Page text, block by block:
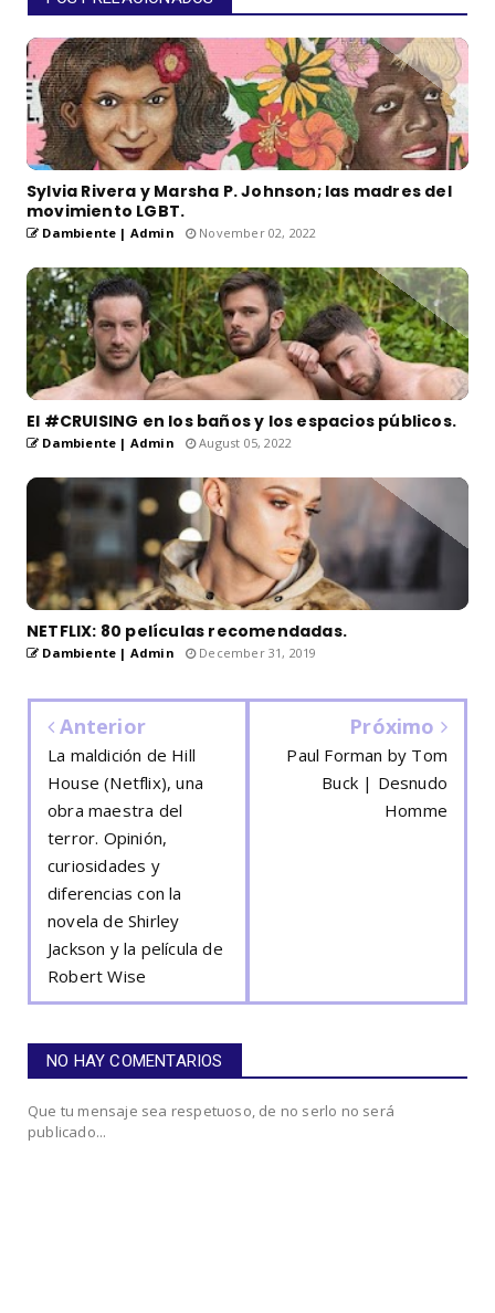
Sylvia Rivera y Marsha P. Johnson; las madres del
movimiento LGBT.
Dambiente | Admin November 02, 2022
El #CRUISING en los baños y los espacios públicos.
Dambiente | Admin August 05, 2022
NETFLIX: 80 películas recomendadas.
Dambiente | Admin December 31, 2019
Anterior
La maldición de Hill
House (Netflix), una
obra maestra del
terror. Opinión,
curiosidades y
diferencias con la
novela de Shirley
Jackson y la película de
Robert Wise
Próximo
Paul Forman by Tom
Buck | Desnudo
Homme
NO HAY COMENTARIOS
Que tu mensaje sea respetuoso, de no serlo no será
publicado...